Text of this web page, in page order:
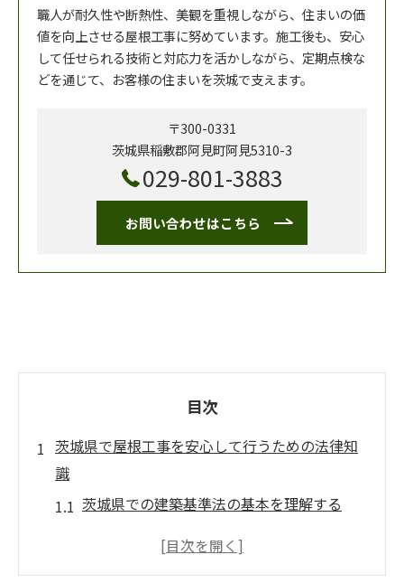
職人が耐久性や断熱性、美観を重視しながら、住まいの価
値を向上させる屋根工事に努めています。施工後も、安心
して任せられる技術と対応力を活かしながら、定期点検な
どを通じて、お客様の住まいを茨城で支えます。
〒300-0331
茨城県稲敷郡阿見町阿見5310-3
029-801-3883
お問い合わせはこちら
目次
茨城県で屋根工事を安心して行うための法律知
識
茨城県での建築基準法の基本を理解する
屋根工事に関連する許可と手続き